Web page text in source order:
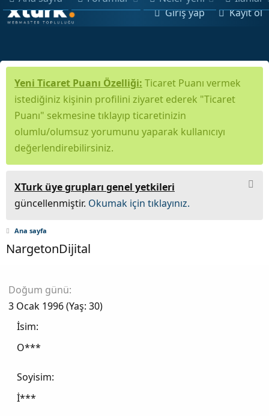
Giriş yap Kayıt ol
Yeni Ticaret Puanı Özelliği: Ticaret Puanı vermek
istediğiniz kişinin profilini ziyaret ederek "Ticaret
Puanı" sekmesine tıklayıp ticaretinizin
olumlu/olumsuz yorumunu yaparak kullanıcıyı
değerlendirebilirsiniz.
XTurk üye grupları genel yetkileri
güncellenmiştir. Okumak için tıklayınız.
Ana sayfa
NargetonDijital
Doğum günü
3 Ocak 1996 (Yaş: 30)
İsim
O***
Soyisim
İ***